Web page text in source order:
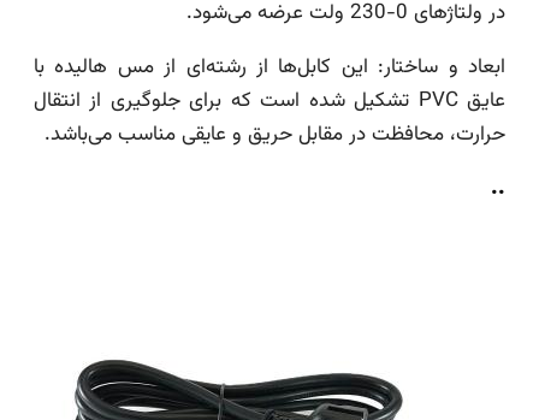
در ولتاژ‌های 0-230 ولت عرضه می‌شود.
ابعاد و ساختار: این کابل‌ها از رشته‌ای از مس هالیده با
عایق PVC تشکیل شده است که برای جلوگیری از انتقال
حرارت، محافظت در مقابل حریق و عایقی مناسب می‌باشد.
..